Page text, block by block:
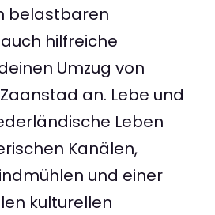
belastbaren
auch hilfreiche
Umzug von
an. Lebe und
Leben
Kanälen,
und einer
kulturellen